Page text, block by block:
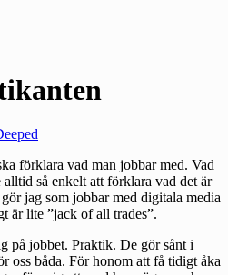
förklara vad man jobbar med. Vad
alltid så enkelt att förklara vad det är
jag som jobbar med digitala media
är lite ”jack of all trades”.
på jobbet. Praktik. De gör sånt i
oss båda. För honom att få tidigt åka